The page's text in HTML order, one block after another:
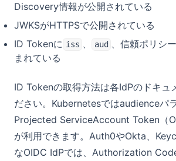
Discovery情報が公開されている
JWKSがHTTPSで公開されている
ID Tokenに iss 、 aud 、信頼ポリシ
まれている
ID Tokenの取得方法は各IdPのドキュ
ださい。Kubernetesではaudienceパ
Projected ServiceAccount Token（
が利用できます。Auth0やOkta、
なOIDC IdPでは、Authorization